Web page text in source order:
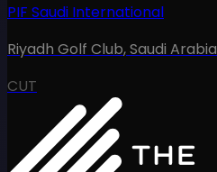
PIF Saudi International
Riyadh Golf Club,Saudi Arabia
CUT